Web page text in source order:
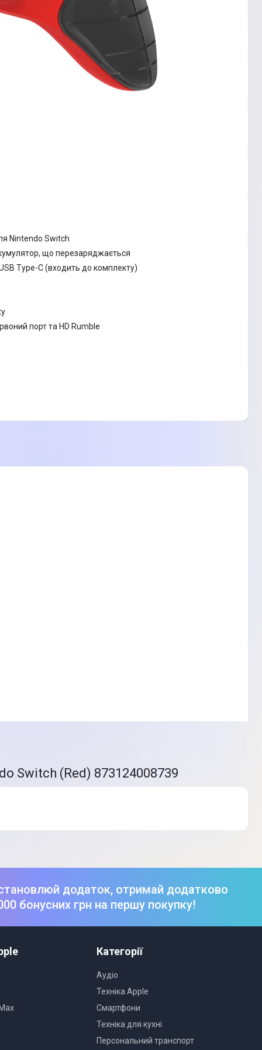
Nintendo Switch
що перезаряджається
Type-C (входить до комплекту)
порт та HD Rumble
Подробиці уточнюйте у менеджера
Switch (Red) 873124008739
додаток, отримай додатково
бонусних грн на першу покупку!
Категорії
Аудіо
Техніка Apple
Смартфони
Техніка для кухні
Персональний транспорт